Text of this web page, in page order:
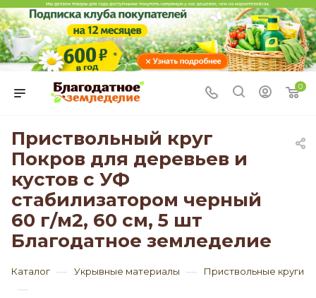
0
Приствольный круг
Покров для деревьев и
кустов с УФ
стабилизатором черный
60 г/м2, 60 см, 5 шт
Благодатное земледелие
Каталог — Укрывные материалы — Приствольные круги
—